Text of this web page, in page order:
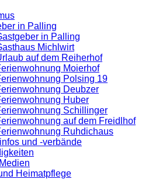
in Palling
in Palling
Michlwirt
auf dem Reiherhof
Moierhof
Polsing 19
Deubzer
Huber
Schillinger
auf dem Freidlhof
Ruhdichaus
und -verbände
Heimatpflege